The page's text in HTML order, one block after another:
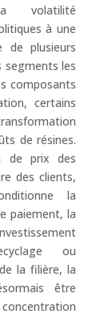
la volatilité
à une
de plusieurs
segments les
composants
certains
de résines.
de prix des
des clients,
la
paiement, la
ou
la filière, la
être